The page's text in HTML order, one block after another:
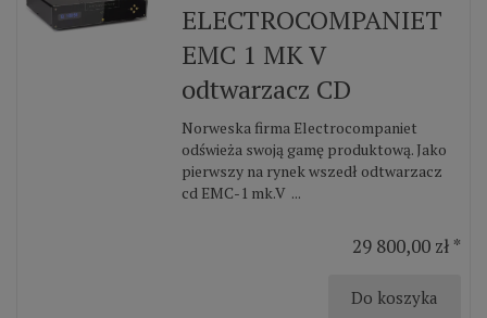
ELECTROCOMPANIET
EMC 1 MK V
odtwarzacz CD
Norweska firma Electrocompaniet
odświeża swoją gamę produktową. Jako
pierwszy na rynek wszedł odtwarzacz
cd EMC-1 mk.V ...
29 800,00 zł *
Do koszyka